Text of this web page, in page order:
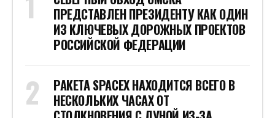
ПРЕДСТАВЛЕН ПРЕЗИДЕНТУ КАК ОДИН
ИЗ КЛЮЧЕВЫХ ДОРОЖНЫХ ПРОЕКТОВ
РОССИЙСКОЙ ФЕДЕРАЦИИ
РАКЕТА SPACEX НАХОДИТСЯ ВСЕГО В
НЕСКОЛЬКИХ ЧАСАХ ОТ